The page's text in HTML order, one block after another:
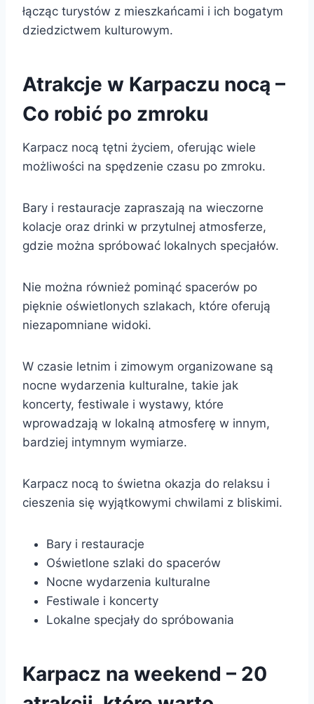
łącząc turystów z mieszkańcami i ich bogatym
dziedzictwem kulturowym.
Atrakcje w Karpaczu nocą –
Co robić po zmroku
Karpacz nocą tętni życiem, oferując wiele
możliwości na spędzenie czasu po zmroku.
Bary i restauracje zapraszają na wieczorne
kolacje oraz drinki w przytulnej atmosferze,
gdzie można spróbować lokalnych specjałów.
Nie można również pominąć spacerów po
pięknie oświetlonych szlakach, które oferują
niezapomniane widoki.
W czasie letnim i zimowym organizowane są
nocne wydarzenia kulturalne, takie jak
koncerty, festiwale i wystawy, które
wprowadzają w lokalną atmosferę w innym,
bardziej intymnym wymiarze.
Karpacz nocą to świetna okazja do relaksu i
cieszenia się wyjątkowymi chwilami z bliskimi.
Bary i restauracje
Oświetlone szlaki do spacerów
Nocne wydarzenia kulturalne
Festiwale i koncerty
Lokalne specjały do spróbowania
Karpacz na weekend – 20